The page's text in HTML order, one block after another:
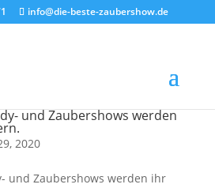
info@die-beste-zaubershow.de
und Zaubershows werden
2020
und Zaubershows werden ihr